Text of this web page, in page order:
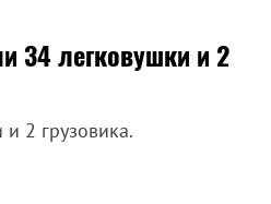
34 легковушки и 2
2 грузовика.